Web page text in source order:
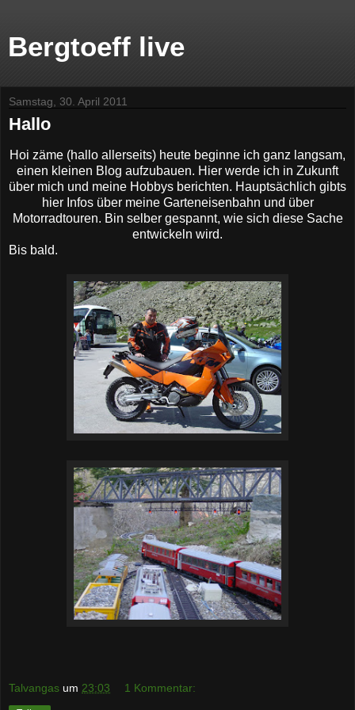
Bergtoeff live
Samstag, 30. April 2011
Hallo
Hoi zäme (hallo allerseits) heute beginne ich ganz langsam,
einen kleinen Blog aufzubauen. Hier werde ich in Zukunft
über mich und meine Hobbys berichten. Hauptsächlich gibts
hier Infos über meine Garteneisenbahn und über
Motorradtouren. Bin selber gespannt, wie sich diese Sache
entwickeln wird.
Bis bald.
Talvangas um 23:03 1 Kommentar: